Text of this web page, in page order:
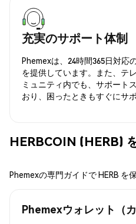
充実のサポート体制
Phemexは、24時間365日対応
を提供しています。また、テ
ミュニティ内でも、サポート
おり、困ったときもすぐにサ
HERBCOIN (HERB)
Phemexの専門ガイドで HERB を
Phemexウォレット（